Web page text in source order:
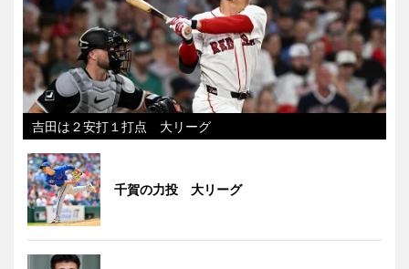
吉田は２安打１打点 大リーグ
千賀の力投 大リーグ